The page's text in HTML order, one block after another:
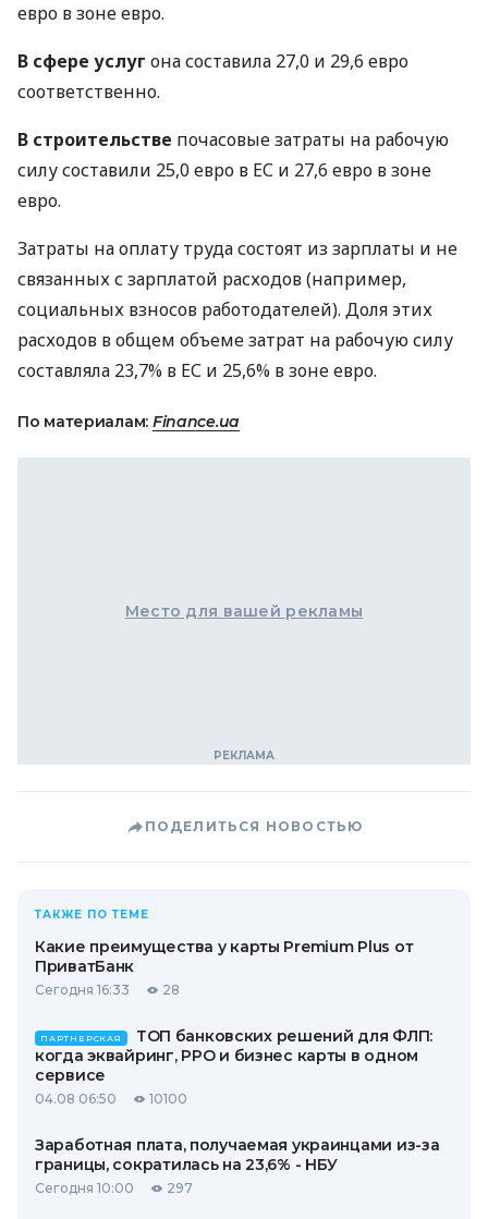
евро в зоне евро.
В сфере услуг она составила 27,0 и 29,6 евро
соответственно.
В строительстве почасовые затраты на рабочую
силу составили 25,0 евро в ЕС и 27,6 евро в зоне
евро.
Затраты на оплату труда состоят из зарплаты и не
связанных с зарплатой расходов (например,
социальных взносов работодателей). Доля этих
расходов в общем объеме затрат на рабочую силу
составляла 23,7% в ЕС и 25,6% в зоне евро.
По материалам: Finance.ua
Место для вашей рекламы
ПОДЕЛИТЬСЯ НОВОСТЬЮ
ТАКЖЕ ПО ТЕМЕ
Какие преимущества у карты Premium Plus от
ПриватБанк
Сегодня 16:33 28
ПАРТНЕРСКАЯ
ТОП банковских решений для ФЛП:
когда эквайринг, РРО и бизнес карты в одном
сервисе
04.08 06:50 10100
Заработная плата, получаемая украинцами из-за
границы, сократилась на 23,6% - НБУ
Сегодня 10:00 297